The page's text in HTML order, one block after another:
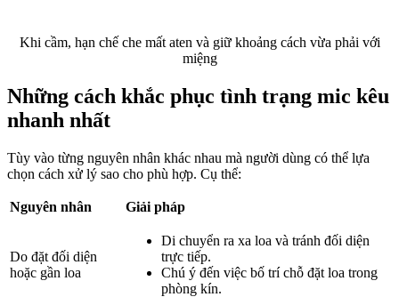
Khi cầm, hạn chế che mất aten và giữ khoảng cách vừa phải với
miệng
Những cách khắc phục tình trạng mic kêu
nhanh nhất
Tùy vào từng nguyên nhân khác nhau mà người dùng có thể lựa
chọn cách xử lý sao cho phù hợp. Cụ thể:
Nguyên nhân Giải pháp
Do đặt đối diện
hoặc gần loa
Di chuyển ra xa loa và tránh đối diện
trực tiếp.
Chú ý đến việc bố trí chỗ đặt loa trong
phòng kín.